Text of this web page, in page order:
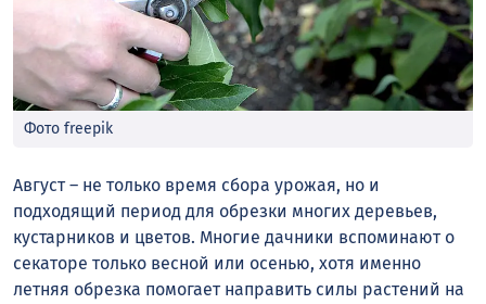
Фото freepik
Август – не только время сбора урожая, но и
подходящий период для обрезки многих деревьев,
кустарников и цветов. Многие дачники вспоминают о
секаторе только весной или осенью, хотя именно
летняя обрезка помогает направить силы растений на